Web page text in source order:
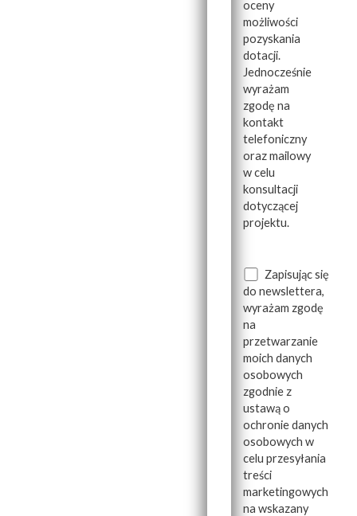
oceny
możliwości
pozyskania
dotacji.
Jednocześnie
wyrażam
zgodę na
kontakt
telefoniczny
oraz mailowy
w celu
konsultacji
dotyczącej
projektu.
Zapisując się
do newslettera,
wyrażam zgodę
na
przetwarzanie
moich danych
osobowych
zgodnie z
ustawą o
ochronie danych
osobowych w
celu przesyłania
treści
marketingowych
na wskazany